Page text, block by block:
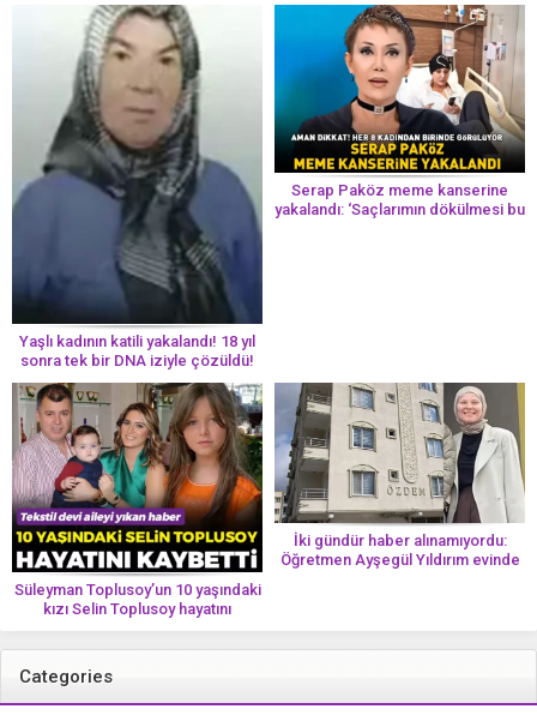
Yaşlı kadının katili yakalandı! 18 yıl
sonra tek bir DNA iziyle çözüldü!
Serap Paköz meme kanserine
yakalandı: ‘Saçlarımın dökülmesi bu
Süleyman Toplusoy’un 10 yaşındaki
kızı Selin Toplusoy hayatını
kaybetti! ‘Ah dünya güzeli melek’
İki gündür haber alınamıyordu:
Öğretmen Ayşegül Yıldırım evinde
Categories